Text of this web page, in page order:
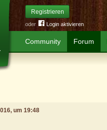
Registrieren
oder Login aktivieren
Community Forum
um 19:48